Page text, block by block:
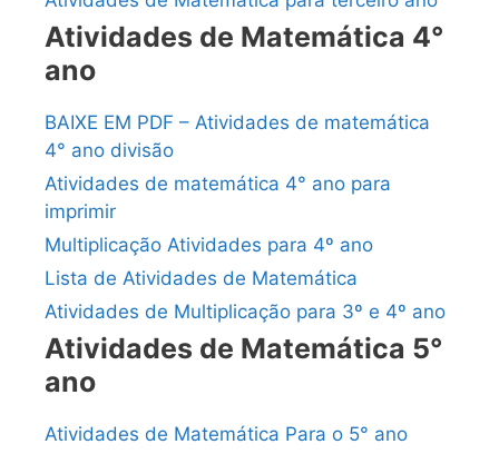
Atividades de Matemática 4°
ano
BAIXE EM PDF – Atividades de matemática
4° ano divisão
Atividades de matemática 4° ano para
imprimir
Multiplicação Atividades para 4º ano
Lista de Atividades de Matemática
Atividades de Multiplicação para 3º e 4º ano
Atividades de Matemática 5°
ano
Atividades de Matemática Para o 5° ano